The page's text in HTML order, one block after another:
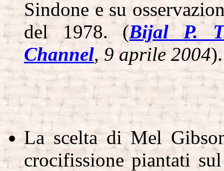
Sindone e su
del 1978. (Bijal P.
Channel, 9 aprile 2004).
La scelta di Mel
crocifissione piantati